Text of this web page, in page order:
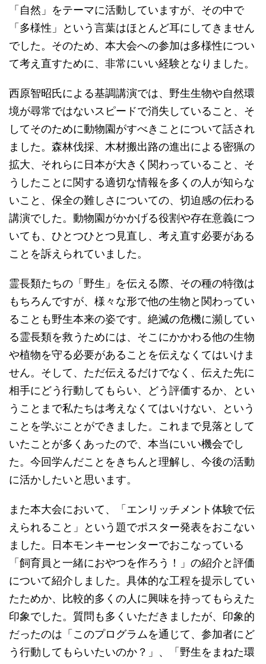
「自然」をテーマに活動していますが、その中で
「多様性」という言葉はほとんど耳にしてきません
でした。そのため、本大会への参加は多様性につい
て考え直すために、非常にいい経験となりました。
西原智昭氏による基調講演では、野生生物や自然環
境が尋常ではないスピードで消失していること、そ
してそのために動物園がすべきことについて話され
ました。森林伐採、木材搬出路の進出による密猟の
拡大、それらに日本が大きく関わっていること、そ
うしたことに関する適切な情報を多くの人が知らな
いこと、保全の難しさについての、切迫感の伝わる
講演でした。動物園がかかげる役割や存在意義につ
いても、ひとつひとつ見直し、考え直す必要がある
ことを訴えられていました。
霊長類たちの「野生」を伝える際、その種の特徴は
もちろんですが、様々な形で他の生物と関わってい
ることも野生本来の姿です。絶滅の危機に瀕してい
る霊長類を救うためには、そこにかかわる他の生物
や植物を守る必要があることを伝えなくてはいけま
せん。そして、ただ伝えるだけでなく、伝えた先に
相手にどう行動してもらい、どう評価するか、とい
うことまで私たちは考えなくてはいけない、という
ことを学ぶことができました。これまで見落として
いたことが多くあったので、本当にいい機会でし
た。今回学んだことをきちんと理解し、今後の活動
に活かしたいと思います。
また本大会において、「エンリッチメント体験で伝
えられること」という題でポスター発表をおこない
ました。日本モンキーセンターでおこなっている
「飼育員と一緒におやつを作ろう！」の紹介と評価
について紹介しました。具体的な工程を提示してい
たためか、比較的多くの人に興味を持ってもらえた
印象でした。質問も多くいただきましたが、印象的
だったのは「このプログラムを通じて、参加者にど
う行動してもらいたいのか？」、「野生をまねた環